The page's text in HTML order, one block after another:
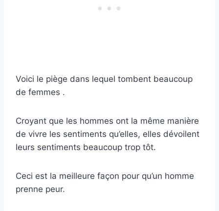
Voici le piège dans lequel tombent beaucoup
de femmes .
Croyant que les hommes ont la même manière
de vivre les sentiments qu’elles, elles dévoilent
leurs sentiments beaucoup trop tôt.
Ceci est la meilleure façon pour qu’un homme
prenne peur.